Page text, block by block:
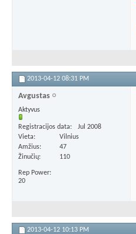
2013-04-12 08:31 PM
Avgustas
Aktyvus
Registracijos data
Jul 2008
Vieta
Vilnius
Amžius
47
Žinučių
110
Rep Power
20
2013-04-12 10:13 PM